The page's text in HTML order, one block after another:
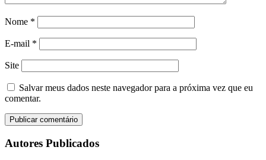
Nome *
E-mail *
Site
Salvar meus dados neste navegador para a próxima vez que eu
comentar.
Autores Publicados